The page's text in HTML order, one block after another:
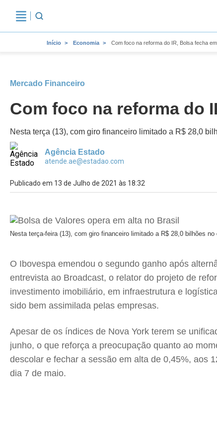
Início Economia Com foco na reforma do IR, Bolsa fecha
Mercado Financeiro
Com foco na reforma do
Nesta terça (13), com giro financeiro limitado a R$ 28,0
Agência Estado
atende.ae@estadao.com
Publicado em 13 de Julho de 2021 às 18:32
Nesta terça-feira (13), com giro financeiro limitado a R$ 28,0 bilhões
O Ibovespa emendou o segundo ganho após
entrevista ao Broadcast, o relator do projeto de
investimento imobiliário, em infraestrutura e
sido bem assimilada pelas empresas.
Apesar de os índices de Nova York terem se
junho, o que reforça a preocupação quanto ao
descolar e fechar a sessão em alta de 0,45%, aos
dia 7 de maio.